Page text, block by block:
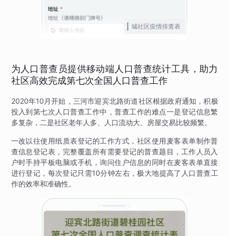
城社区疫情排查表
为人口普查员提供移动端人口普查统计工具，助力
社区高效完成第七次全国人口普查工作
2020年10月开始，三河市迎宾北路街道社区根据政府通知，积极
投入到第七次人口普查工作中，普查工作的难点一是登记信息繁
多复杂，二是社区老年人多、人口流动大、房屋交易比较频繁。
一改以往使用纸质表登记的工作方式，社区使用麦客表单制作普
查信息登记表，完整覆盖所有需要登记的普查题目，工作人员入
户时手持平板电脑或手机，询问住户信息的同时在麦客表单直接
进行登记，每次登记只需10分钟左右，极大地提高了人口普查工
作的效率和准确性。